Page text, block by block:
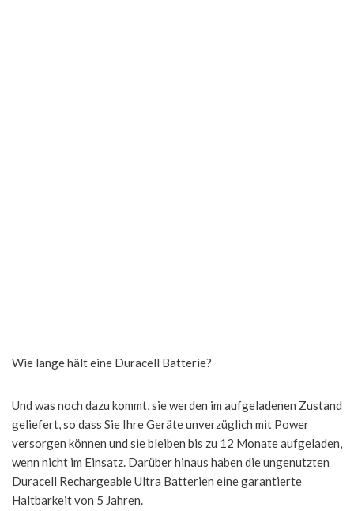
Wie lange hält eine Duracell Batterie?
Und was noch dazu kommt, sie werden im aufgeladenen Zustand
geliefert, so dass Sie Ihre Geräte unverzüglich mit Power
versorgen können und sie bleiben bis zu 12 Monate aufgeladen,
wenn nicht im Einsatz. Darüber hinaus haben die ungenutzten
Duracell Rechargeable Ultra Batterien eine garantierte
Haltbarkeit von 5 Jahren.